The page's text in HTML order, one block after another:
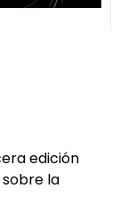
edición
sobre la